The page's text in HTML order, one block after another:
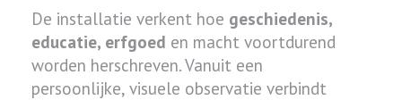
De installatie verkent hoe geschiedenis,
educatie, erfgoed en macht voortdurend
worden herschreven. Vanuit een
persoonlijke, visuele observatie verbindt